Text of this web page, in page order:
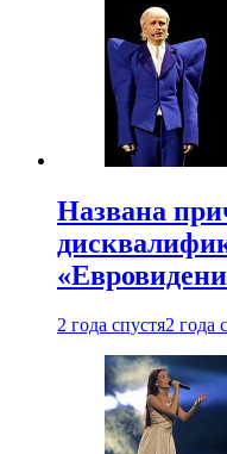
Названа
2 года спустя2 года